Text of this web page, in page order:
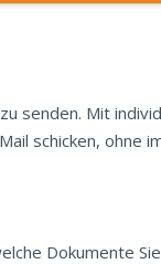
senden. Mit
schicken, ohne
Dokumente